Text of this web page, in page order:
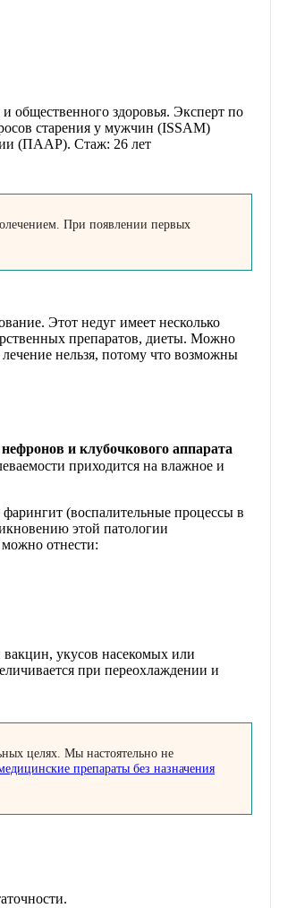
общественного здоровья. Эксперт по
старения у мужчин (ISSAM)
(ПААР). Стаж: 26 лет
При появлении первых
Этот недуг имеет несколько
препаратов, диеты. Можно
нельзя, потому что возможны
и клубочкового аппарата
приходится на влажное и
(воспалительные процессы в
этой патологии
отнести:
укусов насекомых или
при переохлаждении и
целях. Мы настоятельно не
препараты без назначения